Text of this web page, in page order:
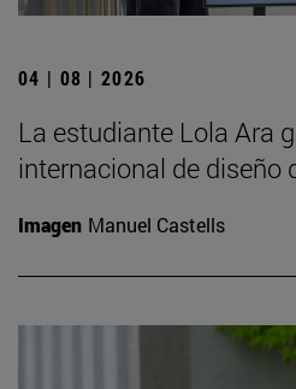
04 | 08 | 2026
La estudiante Lola Ara
internacional de diseño
Imagen Manuel Castells